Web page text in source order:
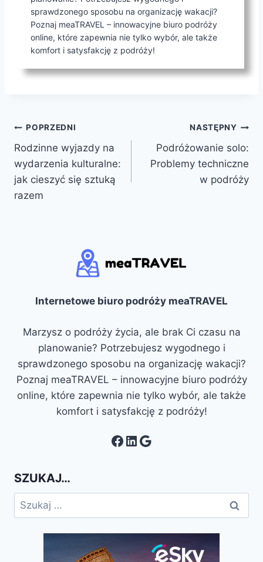
sprawdzonego sposobu na organizację wakacji?
Poznaj meaTRAVEL – innowacyjne biuro podróży
online, które zapewnia nie tylko wybór, ale także
komfort i satysfakcję z podróży!
Nawigacja
wpisu
POPRZEDNI
Rodzinne wyjazdy na
wydarzenia kulturalne:
jak cieszyć się sztuką
razem
NASTĘPNY
Podróżowanie solo:
Problemy techniczne
w podróży
Internetowe biuro podróży meaTRAVEL
Marzysz o podróży życia, ale brak Ci czasu na
planowanie? Potrzebujesz wygodnego i
sprawdzonego sposobu na organizację wakacji?
Poznaj meaTRAVEL – innowacyjne biuro podróży
online, które zapewnia nie tylko wybór, ale także
komfort i satysfakcję z podróży!
Facebook
LinkedIn
Google
SZUKAJ…
Szukaj: